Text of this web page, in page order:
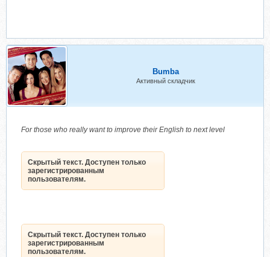
Bumba
Активный складчик
For those who really want to improve their English to next level
Скрытый текст. Доступен только
зарегистрированным
пользователям.
Скрытый текст. Доступен только
зарегистрированным
пользователям.